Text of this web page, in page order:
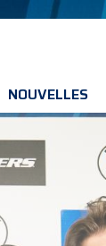
NOUVELLES